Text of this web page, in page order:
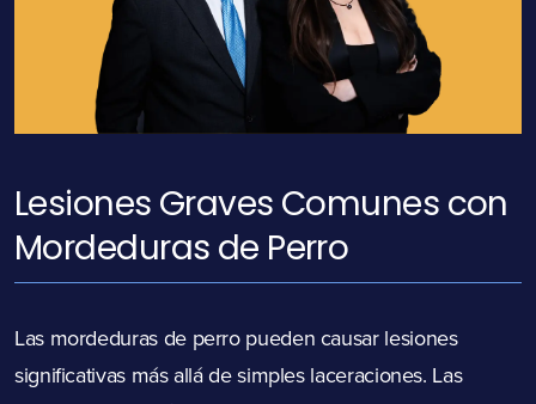
Lesiones Graves Comunes con
Mordeduras de Perro
Las mordeduras de perro pueden causar lesiones
significativas más allá de simples laceraciones. Las